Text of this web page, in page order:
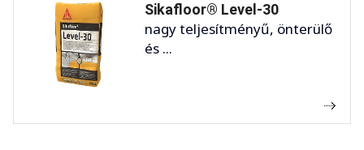
Sikafloor® Level-30
nagy teljesítményű, önterülő
és ...